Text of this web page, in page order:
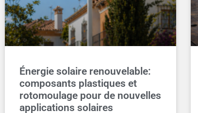
Énergie solaire renouvelable:
composants plastiques et
rotomoulage pour de nouvelles
applications solaires